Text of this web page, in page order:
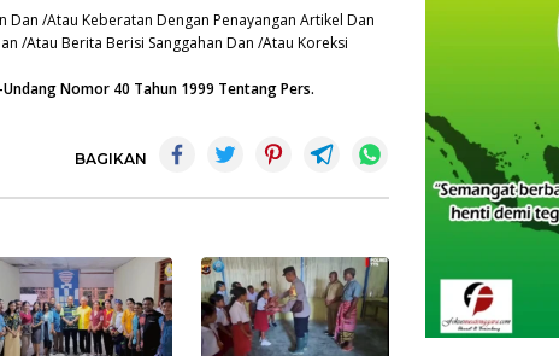
Dan /Atau Keberatan Dengan Penayangan Artikel Dan
/Atau Berita Berisi Sanggahan Dan /Atau Koreksi
Nomor 40 Tahun 1999 Tentang Pers.
BAGIKAN